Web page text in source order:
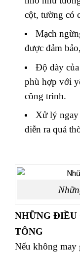
cột, tường có
Mạch
được đảm
Độ dày
phù hợp với
công trình.
Xử lý ngay
diễn ra quá
NHỮNG ĐIỀU
TÔNG
Nếu không may